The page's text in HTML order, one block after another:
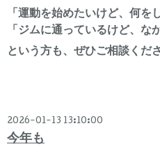
「運動を始めたいけど、何を
「ジムに通っているけど、な
という方も、ぜひご相談くださ
2026-01-13 13:10:00
今年も